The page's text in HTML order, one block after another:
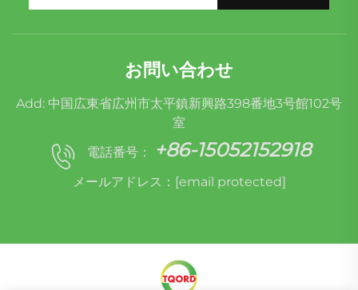
お問い合わせ
Add: 中国広東省広州市太平鎮新興路398番地3号館102号
室
電話番号：
+86-15052152918
メールアドレス： [email protected]